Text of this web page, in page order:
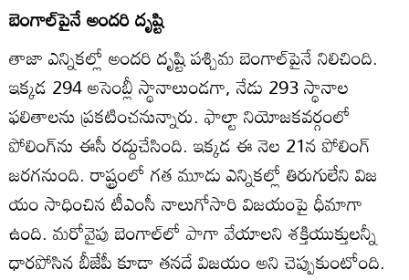
బెంగాల్‌పైనే అందరి దృష్టి
తాజా ఎన్నికల్లో అందరి దృష్టి పశ్చిమ బెంగాల్‌పైనే నిలిచింది.
ఇక్కడ 294 అసెంబ్లీ స్థానాలుండగా, నేడు 293 స్థానాల
ఫలితాలను ప్రకటించనున్నారు. ఫాల్టా నియోజకవర్గంలో
పోలింగ్‌ను ఈసీ రద్దుచేసింది. ఇక్కడ ఈ నెల 21న పోలింగ్‌
జరగనుంది. రాష్ట్రంలో గత మూడు ఎన్నికల్లో తిరుగులేని విజ
యం సాధించిన టీఎంసీ నాలుగోసారి విజయంపై ధీమాగా
ఉంది. మరోవైపు బెంగాల్‌లో పాగా వేయాలని శక్తియుక్తులన్నీ
ధారపోసిన బీజేపీ కూడా తనదే విజయం అని చెప్పుకుంటోంది.